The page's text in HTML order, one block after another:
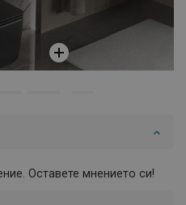
Оставете мнението си!